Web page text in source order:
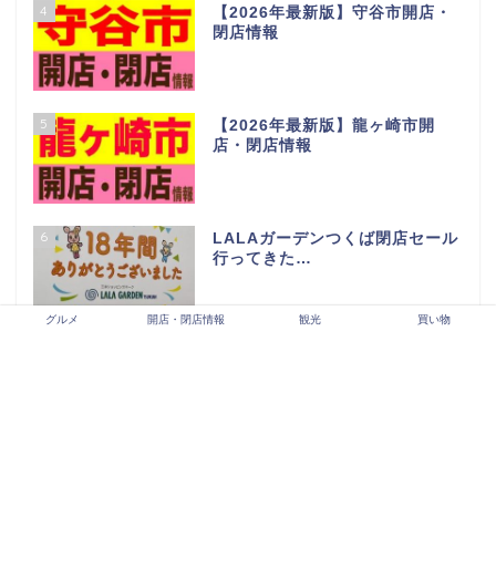
4
【2026年最新版】守谷市開店・
閉店情報
5
【2026年最新版】龍ヶ崎市開
店・閉店情報
6
LALAガーデンつくば閉店セール
行ってきた…
グルメ 開店・閉店情報 観光 買い物